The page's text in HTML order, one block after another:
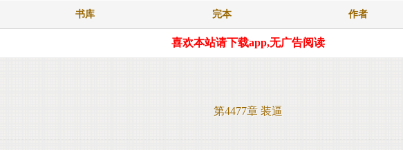
书库 完本 作者
喜欢本站请下载app,无广告阅读
第4477章 装逼